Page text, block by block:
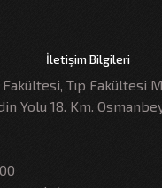
İletişim Bilgileri
Tıp Fakültesi
Yolu 18. Km.